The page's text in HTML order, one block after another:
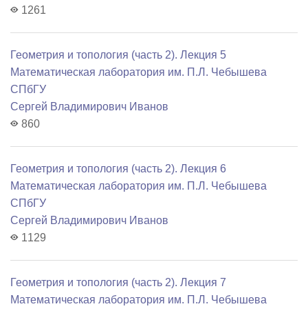
1261
Геометрия и топология (часть 2). Лекция 5
Математичеcкая лаборатория им. П.Л. Чебышева
СПбГУ
Сергей Владимирович Иванов
860
Геометрия и топология (часть 2). Лекция 6
Математичеcкая лаборатория им. П.Л. Чебышева
СПбГУ
Сергей Владимирович Иванов
1129
Геометрия и топология (часть 2). Лекция 7
Математичеcкая лаборатория им. П.Л. Чебышева